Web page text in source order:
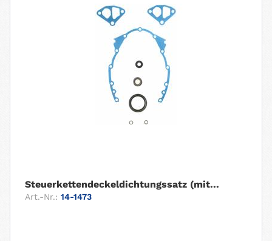
Steuerkettendeckeldichtungssatz (mit...
Art.-Nr.: 14-1473